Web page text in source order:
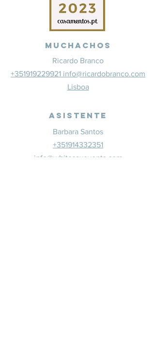
Muchachos
Ricardo Branco
+351919229921 info@ricardobranco.com
Lisboa
Asistente
Barbara Santos
+351914332351
info@whitesaxevents.com